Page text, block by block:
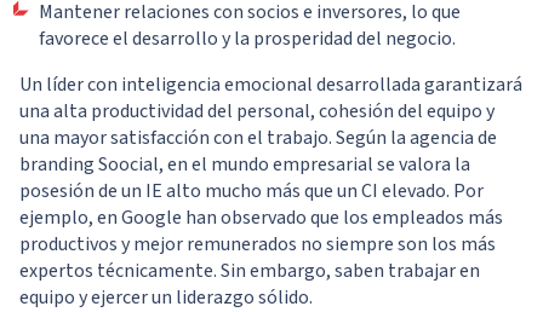
Mantener relaciones con socios e inversores, lo que
favorece el desarrollo y la prosperidad del negocio.
Un líder con inteligencia emocional desarrollada garantizará
una alta productividad del personal, cohesión del equipo y
una mayor satisfacción con el trabajo. Según la agencia de
brandingSoocial, en el mundo empresarial se valora la
posesión de un IE alto mucho más que un CI elevado. Por
ejemplo, en Google han observado que los empleados más
productivos y mejor remunerados no siempre son los más
expertos técnicamente. Sin embargo, saben trabajar en
equipo y ejercer un liderazgo sólido.